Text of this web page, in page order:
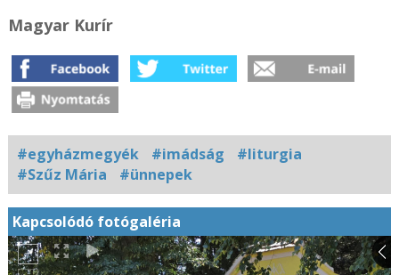
Magyar Kurír
#egyházmegyék #imádság
#liturgia
#Szűz Mária
#ünnepek
Kapcsolódó fotógaléria